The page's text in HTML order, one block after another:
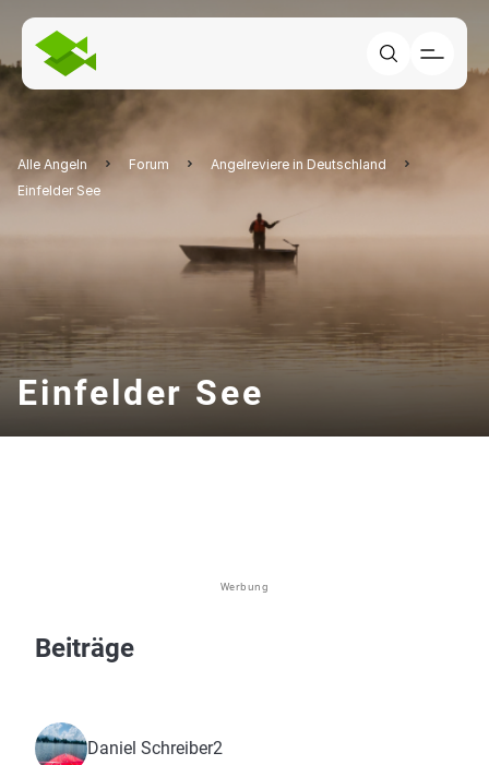
Alle Angeln Forum
Angelreviere in Deutschland
Einfelder See
Einfelder See
Werbung
Beiträge
Daniel Schreiber2